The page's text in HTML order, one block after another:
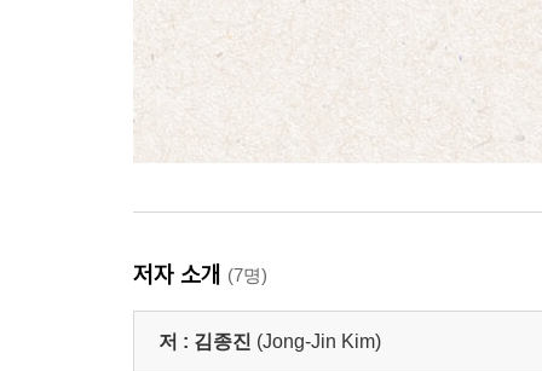
저자 소개 (7명)
저 : 김종진 (Jong-Jin Kim)